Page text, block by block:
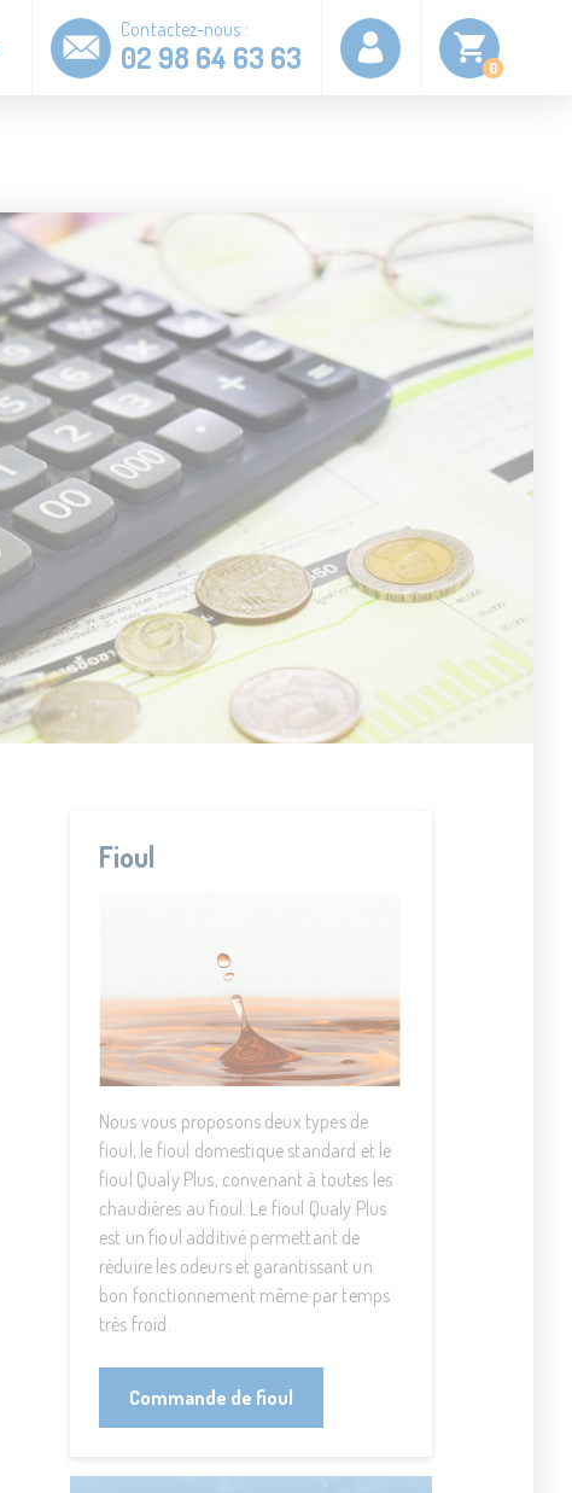
Contactez-nous :
02 98 64 63 63 0
Fioul
Nous vous proposons deux types de
fioul, le fioul domestique standard et le
fioul Qualy Plus, convenant à toutes les
chaudières au fioul. Le fioul Qualy Plus
est un fioul additivé permettant de
réduire les odeurs et garantissant un
bon fonctionnement même par temps
très froid.
Commande de fioul